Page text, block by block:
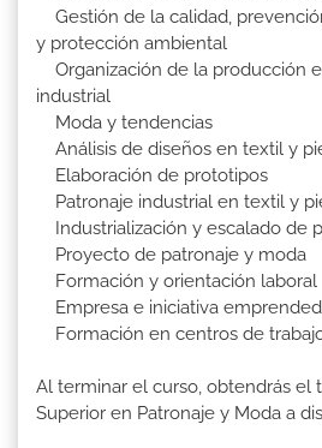
Gestión de la calidad,
y protección ambiental
Organización de la producción
industrial
Moda y tendencias
Análisis de diseños en textil y
Elaboración de prototipos
Patronaje industrial en textil y
Industrialización y escalado de
Proyecto de patronaje y moda
Formación y orientación laboral
Empresa e iniciativa
Formación en centros de
Al terminar el curso, obtendrás el
Superior en Patronaje y Moda a